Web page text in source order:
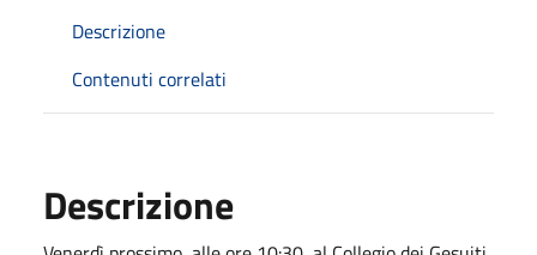
Descrizione
Contenuti correlati
Descrizione